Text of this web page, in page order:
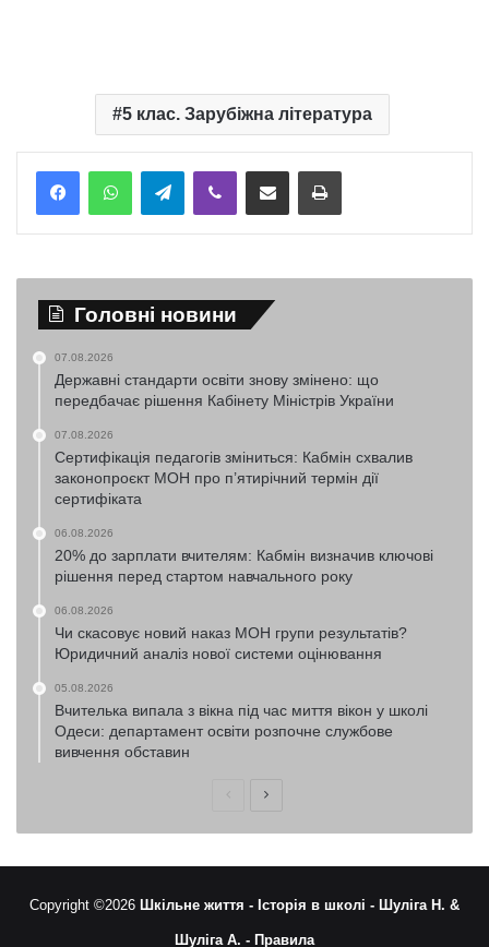
5 клас. Зарубіжна література
TelegramViber Надіслати електронною поштоюНадрукувати
Головні новини
07.08.2026
Державні стандарти освіти знову змінено: що
передбачає рішення Кабінету Міністрів України
07.08.2026
Сертифікація педагогів зміниться: Кабмін схвалив
законопроєкт МОН про п’ятирічний термін дії
сертифіката
06.08.2026
20% до зарплати вчителям: Кабмін визначив ключові
рішення перед стартом навчального року
06.08.2026
Чи скасовує новий наказ МОН групи результатів?
Юридичний аналіз нової системи оцінювання
05.08.2026
Вчителька випала з вікна під час миття вікон у школі
Одеси: департамент освіти розпочне службове
вивчення обставин
ПопередняНаступна
Copyright ©2026 Шкільне життя - Історія в школі - Шуліга Н. &
Шуліга А. - Правила